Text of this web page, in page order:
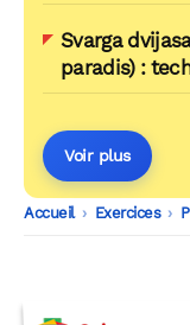
Svarga
paradis) :
Voir plus
Accueil -
Exercices -